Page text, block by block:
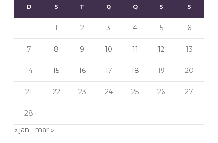
D S T Q Q S S
1 2 3 4 5 6
7 8 9 10 11 12 13
14 15 16 17 18 19 20
21 22 23 24 25 26 27
28
« jan
mar »